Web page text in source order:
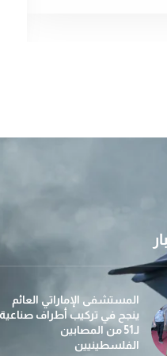
المستشفى الإماراتي العائم
ينجح في تركيب أطراف صناعية
لـ51 من المصابين
الفلسطينيين
بن محمد القاسمي، تطلق
عملية "الفارس الشهم 3" تسيّر إلى غزة الدفعة الأولى
في إطار جهودها